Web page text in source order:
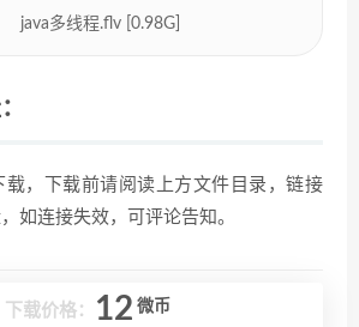
java多线程.flv [0.98G]
载，下载前请阅读上方文件目录，链接
如连接失效，可评论告知。
下载价格： 12 微币